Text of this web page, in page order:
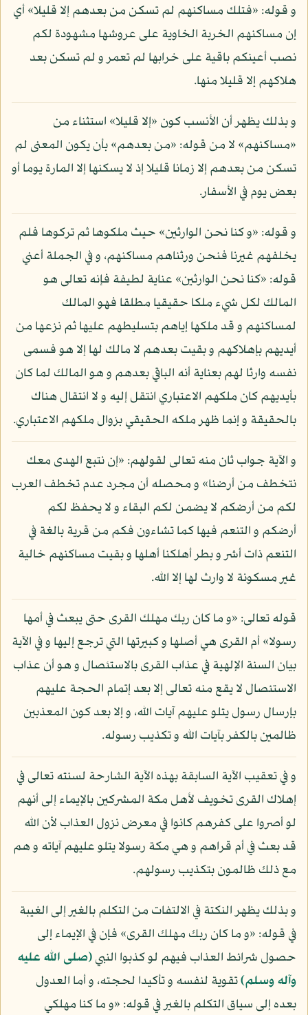
و قوله: «فتلك مساكنهم لم تسكن من بعدهم إلا قليلا» أي
إن مساكنهم الخربة الخاوية على عروشها مشهودة لكم
نصب أعينكم باقية على خرابها لم تعمر و لم تسكن بعد
هلاكهم إلا قليلا منها.
و بذلك يظهر أن الأنسب كون «إلا قليلا» استثناء من
«مساكنهم» لا من قوله: «من بعدهم» بأن يكون المعنى لم
تسكن من بعدهم إلا زمانا قليلا إذ لا يسكنها إلا المارة يوما أو
بعض يوم في الأسفار.
و قوله: «و كنا نحن الوارثين» حيث ملكوها ثم تركوها فلم
يخلفهم غيرنا فنحن ورثناهم مساكنهم، و في الجملة أعني
قوله: «كنا نحن الوارثين» عناية لطيفة فإنه تعالى هو
المالك لكل شيء ملكا حقيقيا مطلقا فهو المالك
لمساكنهم و قد ملكها إياهم بتسليطهم عليها ثم نزعها من
أيديهم بإهلاكهم و بقيت بعدهم لا مالك لها إلا هو فسمى
نفسه وارثا لهم بعناية أنه الباقي بعدهم و هو المالك لما كان
بأيديهم كان ملكهم الاعتباري انتقل إليه و لا انتقال هناك
بالحقيقة و إنما ظهر ملكه الحقيقي بزوال ملكهم الاعتباري.
و الآية جواب ثان منه تعالى لقولهم: «إن نتبع الهدى معك
نتخطف من أرضنا» و محصله أن مجرد عدم تخطف العرب
لكم من أرضكم لا يضمن لكم البقاء و لا يحفظ لكم
أرضكم و التنعم فيها كما تشاءون فكم من قرية بالغة في
التنعم ذات أشر و بطر أهلكنا أهلها و بقيت مساكنهم خالية
غير مسكونة لا وارث لها إلا الله.
قوله تعالى: «و ما كان ربك مهلك القرى حتى يبعث في أمها
رسولا» أم القرى هي أصلها و كبيرتها التي ترجع إليها و في الآية
بيان السنة الإلهية في عذاب القرى بالاستئصال و هو أن عذاب
الاستئصال لا يقع منه تعالى إلا بعد إتمام الحجة عليهم
بإرسال رسول يتلو عليهم آيات الله، و إلا بعد كون المعذبين
ظالمين بالكفر بآيات الله و تكذيب رسوله.
و في تعقيب الآية السابقة بهذه الآية الشارحة لسنته تعالى في
إهلاك القرى تخويف لأهل مكة المشركين بالإيماء إلى أنهم
لو أصروا على كفرهم كانوا في معرض نزول العذاب لأن الله
قد بعث في أم قراهم و هي مكة رسولا يتلو عليهم آياته و هم
مع ذلك ظالمون بتكذيب رسولهم.
و بذلك يظهر النكتة في الالتفات من التكلم بالغير إلى الغيبة
في قوله: «و ما كان ربك مهلك القرى» فإن في الإيماء إلى
حصول شرائط العذاب فيهم لو كذبوا النبي(صلى الله عليه
وآله وسلم)تقوية لنفسه و تأكيدا لحجته، و أما العدول
بعده إلى سياق التكلم بالغير في قوله: «و ما كنا مهلكي